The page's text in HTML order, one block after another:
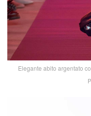
Elegante abito argentato